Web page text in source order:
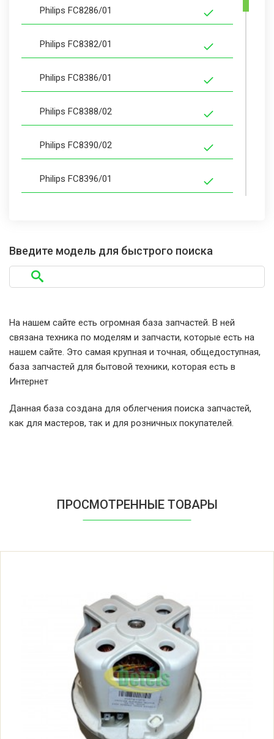
Philips FC8286/01
Philips FC8382/01
Philips FC8386/01
Philips FC8388/02
Philips FC8390/02
Philips FC8396/01
Philips FC8402/01
Philips FC8406/01
Philips FC8412/01
Philips FC8422/01
Philips FC8425/02
Philips FC8436/02
Philips FC8439/02
Philips FC8601/01
Philips FC8601/03
Philips FC8601/05
Введите модель для быстрого поиска
На нашем сайте есть огромная база запчастей. В ней
связана техника по моделям и запчасти, которые есть на
нашем сайте. Это самая крупная и точная, общедоступная,
база запчастей для бытовой техники, которая есть в
Интернет
Данная база создана для облегчения поиска запчастей,
как для мастеров, так и для розничных покупателей.
ПРОСМОТРЕННЫЕ ТОВАРЫ